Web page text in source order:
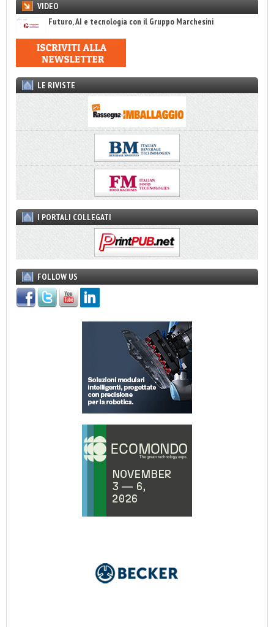
VIDEO
Futuro, AI e tecnologia con il Gruppo Marchesini
LE RIVISTE
I PORTALI COLLEGATI
FOLLOW US